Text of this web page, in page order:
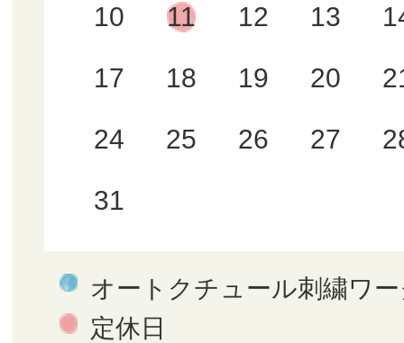
10 11 12 13
17 18 19 20
24 25 26 27
31
オートクチュール刺繍ワ
定休日